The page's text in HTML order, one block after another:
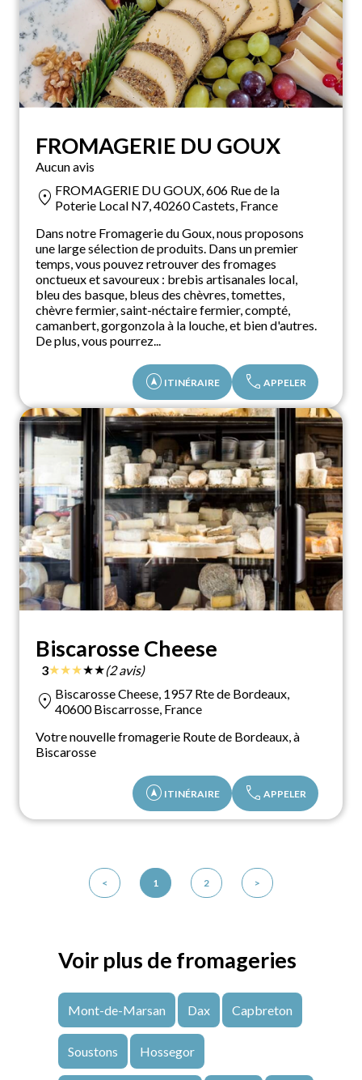
FROMAGERIE DU GOUX
Aucun avis
location_on FROMAGERIE DU GOUX, 606 Rue de la
Poterie Local N7, 40260 Castets, France
Dans notre Fromagerie du Goux, nous proposons
une large sélection de produits. Dans un premier
temps, vous pouvez retrouver des fromages
onctueux et savoureux : brebis artisanales local,
bleu des basque, bleus des chèvres, tomettes,
chèvre fermier, saint-néctaire fermier, compté,
camanbert, gorgonzola à la louche, et bien d'autres.
De plus, vous pourrez...
assistant_navigation ITINÉRAIRE call APPELER
Biscarosse Cheese
3★★★★★(2 avis)
location_on Biscarosse Cheese, 1957 Rte de Bordeaux,
40600 Biscarrosse, France
Votre nouvelle fromagerie Route de Bordeaux, à
Biscarosse
assistant_navigation ITINÉRAIRE call APPELER
< 1 2 >
Voir plus de fromageries
Mont-de-Marsan Dax Capbreton
Soustons Hossegor